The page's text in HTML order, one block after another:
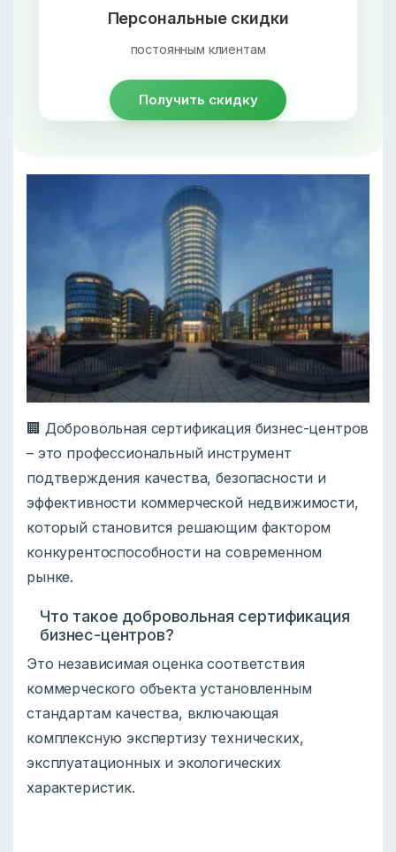
Персональные скидки
постоянным клиентам
Получить скидку
🏢 Добровольная сертификация бизнес-центров
– это профессиональный инструмент
подтверждения качества, безопасности и
эффективности коммерческой недвижимости,
который становится решающим фактором
конкурентоспособности на современном
рынке.
Что такое добровольная сертификация
бизнес-центров?
Это независимая оценка соответствия
коммерческого объекта установленным
стандартам качества, включающая
комплексную экспертизу технических,
эксплуатационных и экологических
характеристик.